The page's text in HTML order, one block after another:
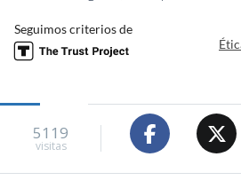
Seguimos criterios de
5119
visitas